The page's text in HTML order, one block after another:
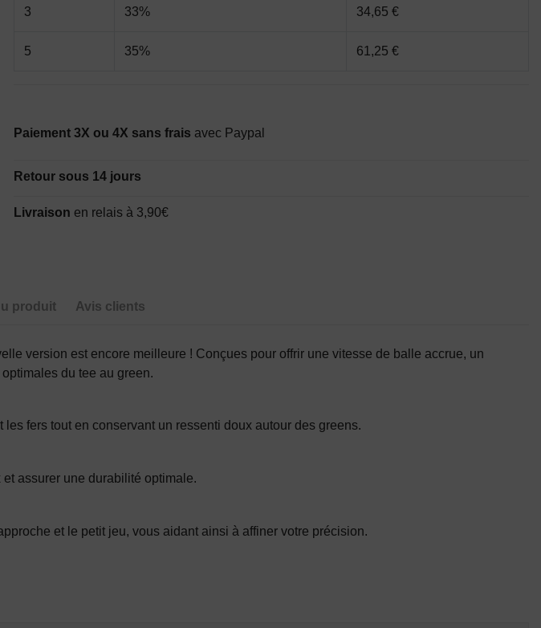
3 33% 34,65 €
5 35% 61,25 €
Paiement 3X ou 4X sans frais avec Paypal
Retour sous 14 jours
Livraison en relais à 3,90€
produit Avis clients
version est encore meilleure ! Conçues pour offrir une vitesse de balle accrue, un
du tee au green.
fers tout en conservant un ressenti doux autour des greens.
assurer une durabilité optimale.
et le petit jeu, vous aidant ainsi à affiner votre précision.